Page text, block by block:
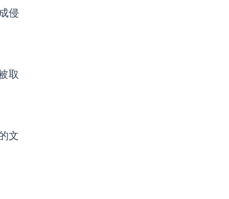
侵
取
文